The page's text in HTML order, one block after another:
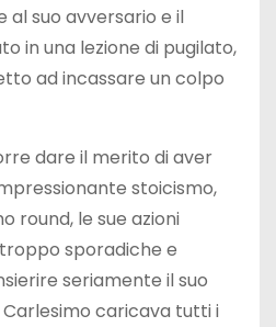
al suo avversario e il
in una lezione di pugilato,
ad incassare un colpo
dare il merito di aver
stoicismo,
round, le sue azioni
sporadiche e
seriamente il suo
caricava tutti i